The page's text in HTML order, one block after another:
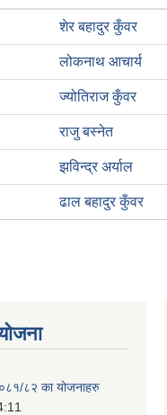
शेर बहादुर कुँवर
लोकनाथ आचार्य
ज्योतिराज कुँवर
राजु बस्नेत
झविन्द्र अर्याल
ढाल बहादुर कुँवर
८२ का योजनाहरु